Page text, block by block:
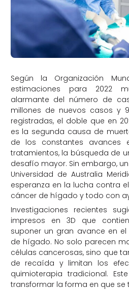
Según la Organización
estimaciones para 2022
alarmante del número de
millones de nuevos casos y
registradas, el doble que en
es la segunda causa de
de los constantes avances
tratamientos, la búsqueda de
desafío mayor. Sin embargo,
Universidad de Australia
esperanza en la lucha contra
cáncer de hígado y todo con
Investigaciones recientes
impresos en 3D que
suponer un gran avance en
de hígado. No solo parecen
células cancerosas, sino que
de recaída y limitan los
quimioterapia tradicional.
transformar la forma en que